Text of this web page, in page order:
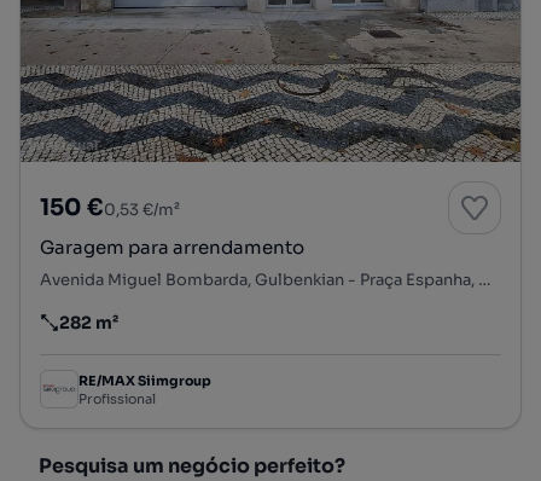
150 €0,53 €/m²
Garagem para arrendamento
Avenida Miguel Bombarda, Gulbenkian - Praça Espanha, Avenidas Novas, Lisboa, Lisboa
Preço por metro quadrado
282 m²
RE/MAX Siimgroup
Profissional
Pesquisa um negócio perfeito?